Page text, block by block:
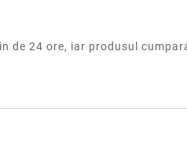
de 24 ore, iar produsul